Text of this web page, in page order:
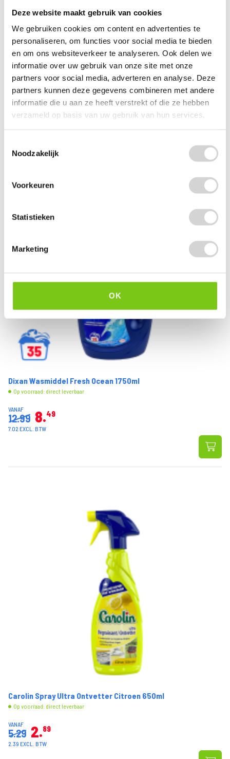
Deze website maakt gebruik van cookies
We gebruiken cookies om content en advertenties te
personaliseren, om functies voor social media te bieden
en om ons websiteverkeer te analyseren. Ook delen we
informatie over uw gebruik van onze site met onze
partners voor social media, adverteren en analyse. Deze
partners kunnen deze gegevens combineren met andere
informatie die u aan ze heeft verstrekt of die ze hebben
verzameld op basis van uw gebruik van hun services.
Noodzakelijk
Voorkeuren
Statistieken
Marketing
OK
Bolsius Geurglas + Deksel Fresh Linen 63/90mm
Op voorraad: direct leverbaar
VANAF
3.89 2
1.89 EXCL. BTW
Dixan Wasmiddel Fresh Ocean 1750ml
Op voorraad: direct leverbaar
VANAF
12.99 8 49
7.02 EXCL. BTW
Carolin Spray Ultra Ontvetter Citroen 650ml
Op voorraad: direct leverbaar
VANAF
5.29 2 89
2.39 EXCL. BTW